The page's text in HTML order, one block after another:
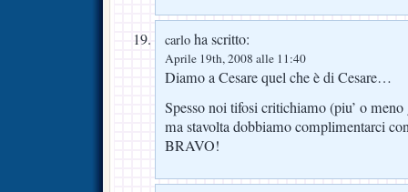
carlo ha scritto:
Aprile 19th, 2008 alle 11:40
Diamo a Cesare quel che è di Cesare…
Spesso noi tifosi critichiamo (piu’ o
ma stavolta dobbiamo complimentarci
BRAVO!